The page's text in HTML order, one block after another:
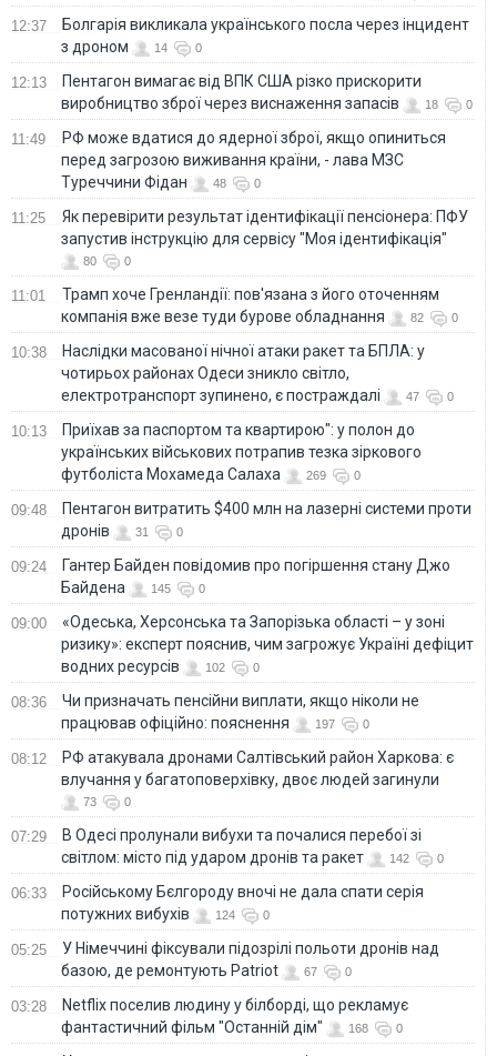
12:37
Болгарія викликала українського посла через інцидент
з дроном
14 0
12:13
Пентагон вимагає від ВПК США різко прискорити
виробництво зброї через виснаження запасів
18 0
11:49
РФ може вдатися до ядерної зброї, якщо опиниться
перед загрозою виживання країни, - лава МЗС
Туреччини Фідан
48 0
11:25
Як перевірити результат ідентифікації пенсіонера: ПФУ
запустив інструкцію для сервісу "Моя ідентифікація"
80 0
11:01
Трамп хоче Гренландії: пов'язана з його оточенням
компанія вже везе туди бурове обладнання
82 0
10:38
Наслідки масованої нічної атаки ракет та БПЛА: у
чотирьох районах Одеси зникло світло,
електротранспорт зупинено, є постраждалі
47 0
10:13
Приїхав за паспортом та квартирою": у полон до
українських військових потрапив тезка зіркового
футболіста Мохамеда Салаха
269 0
09:48
Пентагон витратить $400 млн на лазерні системи проти
дронів
31 0
09:24
Гантер Байден повідомив про погіршення стану Джо
Байдена
145 0
09:00
«Одеська, Херсонська та Запорізька області – у зоні
ризику»: експерт пояснив, чим загрожує Україні дефіцит
водних ресурсів
102 0
08:36
Чи призначать пенсійни виплати, якщо ніколи не
працював офіційно: пояснення
197 0
08:12
РФ атакувала дронами Салтівський район Харкова: є
влучання у багатоповерхівку, двоє людей загинули
73 0
07:29
В Одесі пролунали вибухи та почалися перебої зі
світлом: місто під ударом дронів та ракет
142 0
06:33
Російському Бєлгороду вночі не дала спати серія
потужних вибухів
124 0
05:25
У Німеччині фіксували підозрілі польоти дронів над
базою, де ремонтують Patriot
67 0
03:28
Netflix поселив людину у білборді, що рекламує
фантастичний фільм "Останній дім"
168 0